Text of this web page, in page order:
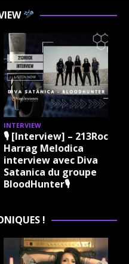
INTERVIEW
🎙 [Interview] – 213Rock
Harrag Melodica
interview avec Diva
Satanica du groupe
BloodHunter🎙
!